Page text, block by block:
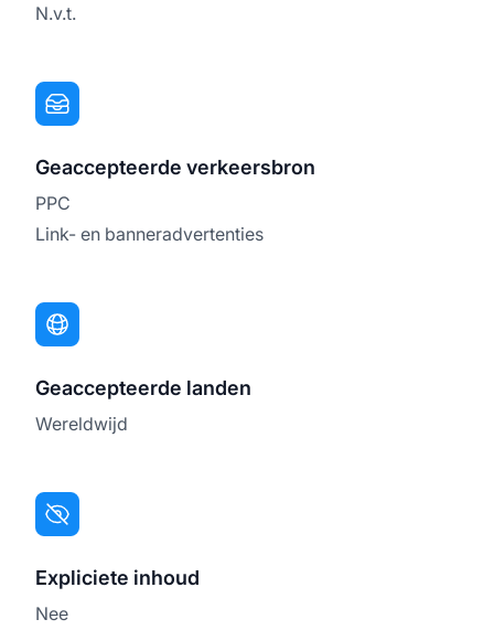
N.v.t.
Geaccepteerde verkeersbron
PPC
Link- en banneradvertenties
Geaccepteerde landen
Wereldwijd
Expliciete inhoud
Nee